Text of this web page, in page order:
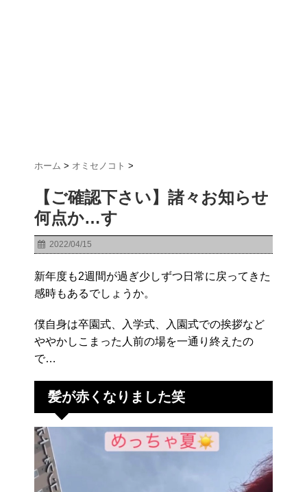
ホーム > オミセノコト >
【ご確認下さい】諸々お知らせ
何点か…す
2022/04/15
新年度も2週間が過ぎ少しずつ日常に戻ってきた
感時もあるでしょうか。
僕自身は卒園式、入学式、入園式での挨拶など
ややかしこまった人前の場を一通り終えたの
で…
髪が赤くなりました笑